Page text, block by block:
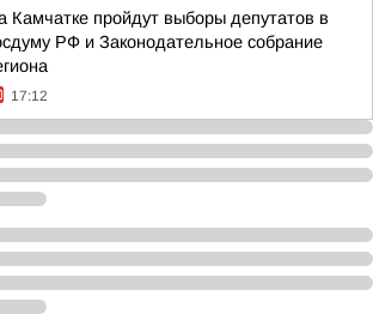
Камчатке пройдут выборы депутатов в
РФ и Законодательное собрание
17:12